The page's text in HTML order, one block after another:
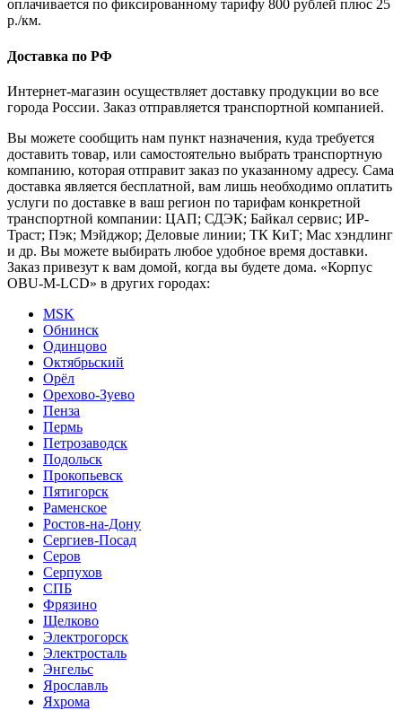
оплачивается по фиксированному тарифу 800 рублей плюс 25
р./км.
Доставка по РФ
Интернет-магазин осуществляет доставку продукции во все
города России. Заказ отправляется транспортной компанией.
Вы можете сообщить нам пункт назначения, куда требуется
доставить товар, или самостоятельно выбрать транспортную
компанию, которая отправит заказ по указанному адресу. Сама
доставка является бесплатной, вам лишь необходимо оплатить
услуги по доставке в ваш регион по тарифам конкретной
транспортной компании: ЦАП; СДЭК; Байкал сервис; ИР-
Траст; Пэк; Мэйджор; Деловые линии; ТК КиТ; Мас хэндлинг
и др. Вы можете выбирать любое удобное время доставки.
Заказ привезут к вам домой, когда вы будете дома. «Корпус
OBU-M-LCD» в других городах:
MSK
Обнинск
Одинцово
Октябрьский
Орёл
Орехово-Зуево
Пенза
Пермь
Петрозаводск
Подольск
Прокопьевск
Пятигорск
Раменское
Ростов-на-Дону
Сергиев-Посад
Серов
Серпухов
СПБ
Фрязино
Щелково
Электрогорск
Электросталь
Энгельс
Ярославль
Яхрома